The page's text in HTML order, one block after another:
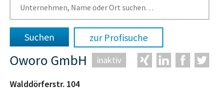
zur Profisuche
Oworo GmbH inaktiv
Walddörferstr. 104